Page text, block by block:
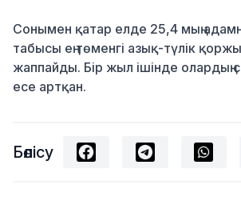
Сонымен қатар елде 25,4 мың
табысы ең төменгі азық-түлік
жаппайды. Бір жыл ішінде олардың
есе артқан.
Бөлісу